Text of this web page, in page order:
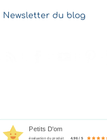
Newsletter du blog
Petits D'om
évaluation du produit 4.96 / 5